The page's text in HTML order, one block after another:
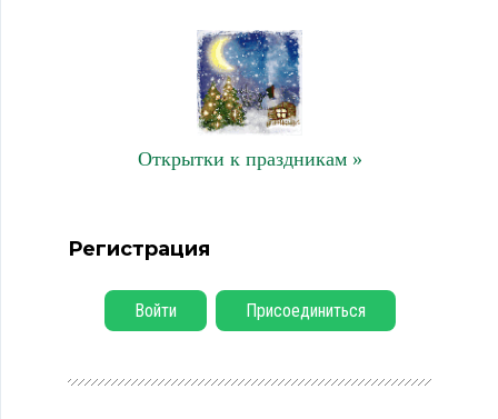
Открытки к праздникам »
Регистрация
Войти Присоединиться